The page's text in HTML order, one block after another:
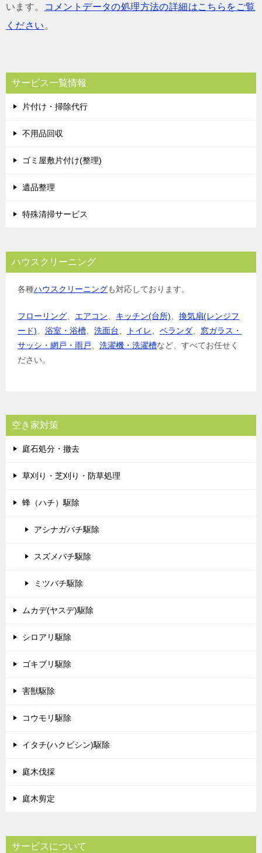
います。
コメントデータの処理方法の詳細はこちらをご覧
ください 。
サービス一覧情報
片付け・掃除代行
不用品回収
ゴミ屋敷片付け(整理)
遺品整理
特殊清掃サービス
ハウスクリーニング
各種ハウスクリーニングも対応しております。
フローリング エアコン キッチン(台所)
換気扇(レンジフ
ード)
浴室・浴槽 洗面台 トイレ ベランダ
窓ガラス・
サッシ・網戸・雨戸
洗濯機・洗濯槽など、すべてお任せく
ださい。
空き家対策
庭石処分・撤去
草刈り・芝刈り・防草処理
蜂（ハチ）駆除
アシナガバチ駆除
スズメバチ駆除
ミツバチ駆除
ムカデ(ヤスデ)駆除
シロアリ駆除
ゴキブリ駆除
害獣駆除
コウモリ駆除
イタチ(ハクビシン)駆除
庭木伐採
庭木剪定
サービスについて